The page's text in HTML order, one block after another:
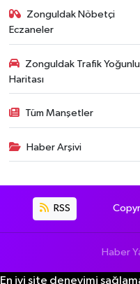
Zonguldak Nöbetçi
Eczaneler
Zonguldak Trafik
Haritası
Tüm Manşetler
Haber Arşivi
RSS
Haber
En iyi site deneyimi